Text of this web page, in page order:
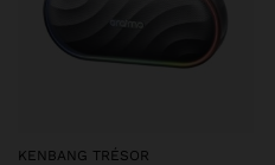
KENBANG TRÉSOR